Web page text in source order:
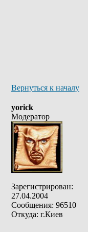
Вернуться к началу
yorick
Модератор
Зарегистрирован:
27.04.2004
Сообщения: 96510
Откуда: г.Киев